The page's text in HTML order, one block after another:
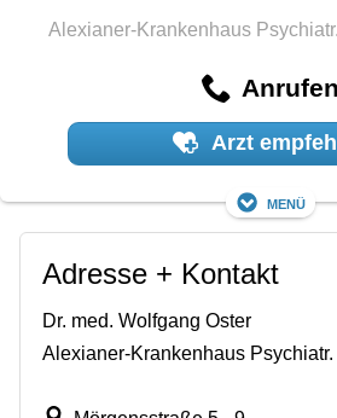
Alexianer-Krankenhaus
Anrufen
Arzt
Menü
Adresse + Kontakt
Dr. med. Wolfgang Oster
Alexianer-Krankenhaus